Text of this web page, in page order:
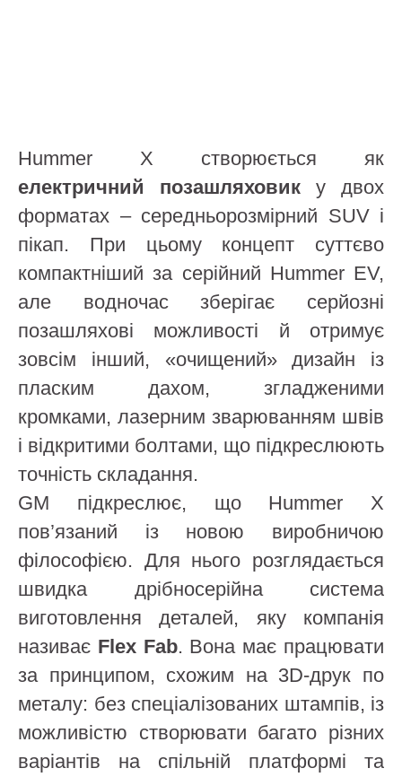
Hummer X створюється як
електричний позашляховик у двох
форматах – середньорозмірний SUV і
пікап. При цьому концепт суттєво
компактніший за серійний Hummer EV,
але водночас зберігає серйозні
позашляхові можливості й отримує
зовсім інший, «очищений» дизайн із
пласким дахом, згладженими
кромками, лазерним зварюванням швів
і відкритими болтами, що підкреслюють
точність складання.
GM підкреслює, що Hummer X
пов’язаний із новою виробничою
філософією. Для нього розглядається
швидка дрібносерійна система
виготовлення деталей, яку компанія
називає Flex Fab. Вона має працювати
за принципом, схожим на 3D-друк по
металу: без спеціалізованих штампів, із
можливістю створювати багато різних
варіантів на спільній платформі та